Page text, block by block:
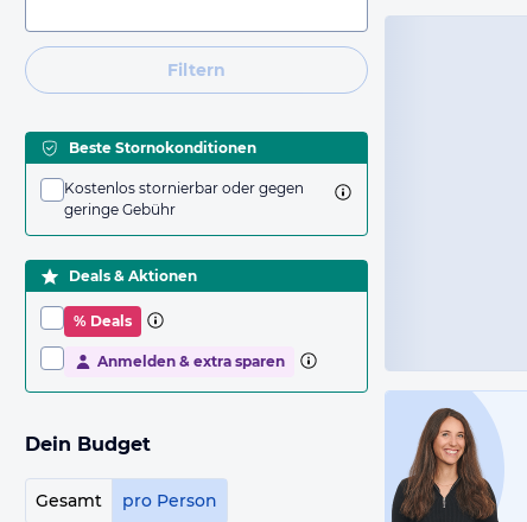
Filtern
Beste Stornokonditionen
Kostenlos stornierbar oder gegen
geringe Gebühr
Deals & Aktionen
% Deals
Anmelden & extra sparen
Dein Budget
Gesamt pro Person